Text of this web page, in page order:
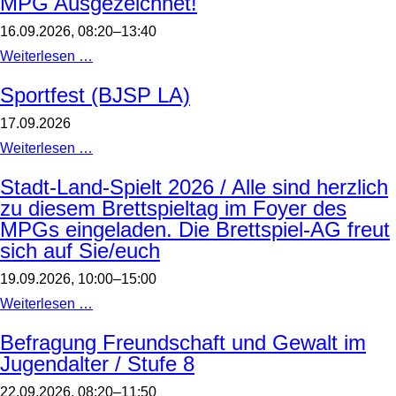
16.09.2026, 08:20–13:40
Weiterlesen …
Sportfest (BJSP LA)
17.09.2026
Weiterlesen …
Stadt-Land-Spielt 2026 / Alle sind herzlich
zu diesem Brettspieltag im Foyer des
MPGs eingeladen. Die Brettspiel-AG freut
sich auf Sie/euch
19.09.2026, 10:00–15:00
Weiterlesen …
2026
/
Alle
sind
Befragung Freundschaft und Gewalt im
Jugendalter / Stufe 8
22.09.2026, 08:20–11:50